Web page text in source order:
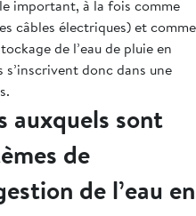
important, à la fois comme
câbles électriques) et comme
de l’eau de pluie en
donc dans une
auxquels sont
de
de l’eau en